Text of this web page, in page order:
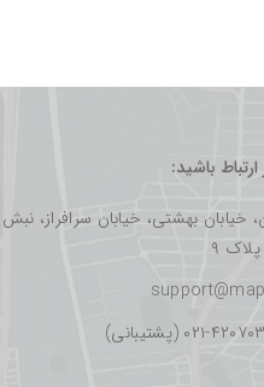
ارتباط باشید:
خیابان بهشتی، خیابان سرافراز،
۹